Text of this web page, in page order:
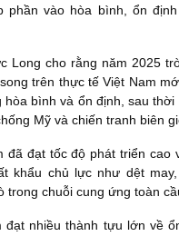
phần vào hòa bình, ổn
Long cho rằng năm 2025
trên thực tế Việt Nam
hòa bình và ổn định, sau thời
Mỹ và chiến tranh biên
đã đạt tốc độ phát triển cao
khẩu chủ lực như dệt
trong chuỗi cung ứng toàn
đạt nhiều thành tựu lớn về